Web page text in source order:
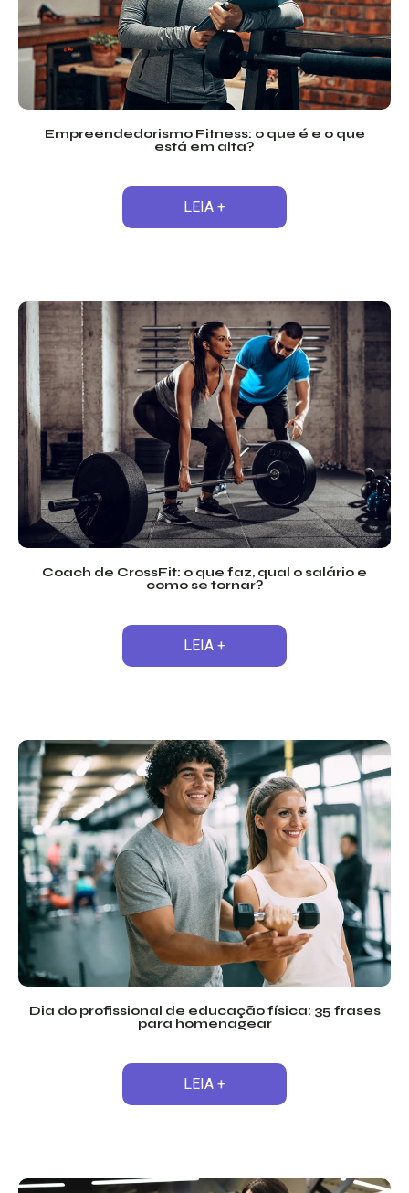
Empreendedorismo Fitness: o que é e o que
está em alta?
LEIA +
Coach de CrossFit: o que faz, qual o salário e
como se tornar?
LEIA +
Dia do profissional de educação física: 35 frases
para homenagear
LEIA +